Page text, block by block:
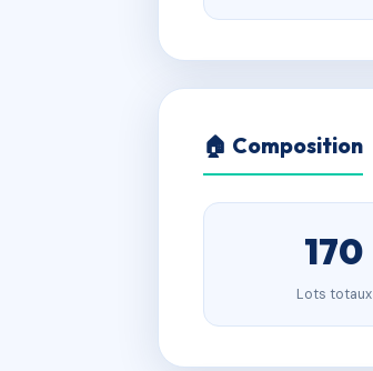
🏠 Composition
170
Lots totaux